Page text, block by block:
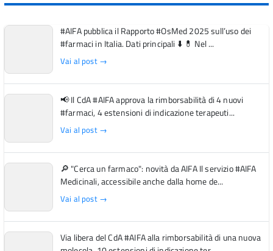
#AIFA pubblica il Rapporto #OsMed 2025 sull’uso dei
#farmaci in Italia. Dati principali ⬇️ 💊 Nel ...
Vai al post →
📢 Il CdA #AIFA approva la rimborsabilità di 4 nuovi
#farmaci, 4 estensioni di indicazione terapeuti...
Vai al post →
🔎 "Cerca un farmaco": novità da AIFA Il servizio #AIFA
Medicinali, accessibile anche dalla home de...
Vai al post →
Via libera del CdA #AIFA alla rimborsabilità di una nuova